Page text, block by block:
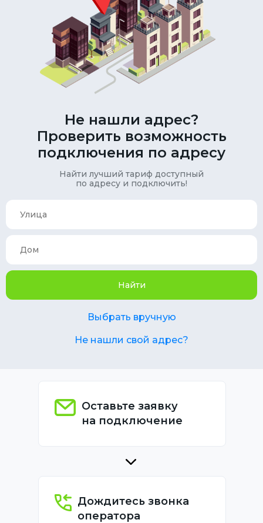
Не нашли адрес?
Проверить возможность
подключения по адресу
Найти лучший тариф доступный
по адресу и подключить!
Найти
Выбрать вручную
Не нашли свой адрес?
Оставьте заявку
на подключение
Дождитесь звонка
оператора